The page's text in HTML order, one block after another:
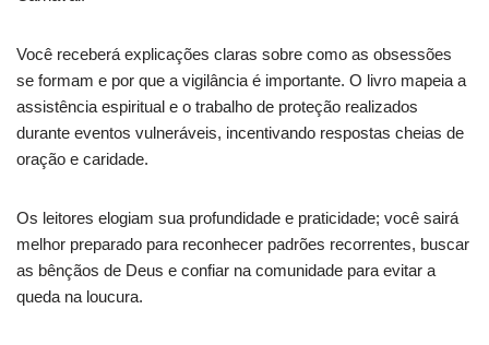
Você receberá explicações claras sobre como as obsessões
se formam e por que a vigilância é importante. O livro mapeia a
assistência espiritual e o trabalho de proteção realizados
durante eventos vulneráveis, incentivando respostas cheias de
oração e caridade.
Os leitores elogiam sua profundidade e praticidade; você sairá
melhor preparado para reconhecer padrões recorrentes, buscar
as bênçãos de Deus e confiar na comunidade para evitar a
queda na loucura.